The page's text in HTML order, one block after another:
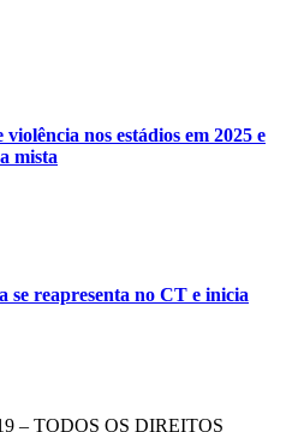
nos estádios em 2025 e
mista
reapresenta no CT e inicia
– TODOS OS DIREITOS